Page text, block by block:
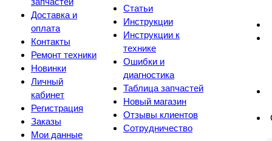
Доставка и
оплата
Контакты
Ремонт техники
Новинки
Личный
кабинет
Регистрация
Заказы
Мои данные
Статьи
Инструкции
Инструкции к
технике
Ошибки и
диагностика
Таблица запчастей
Новый магазин
Отзывы клиентов
Сотрудничество